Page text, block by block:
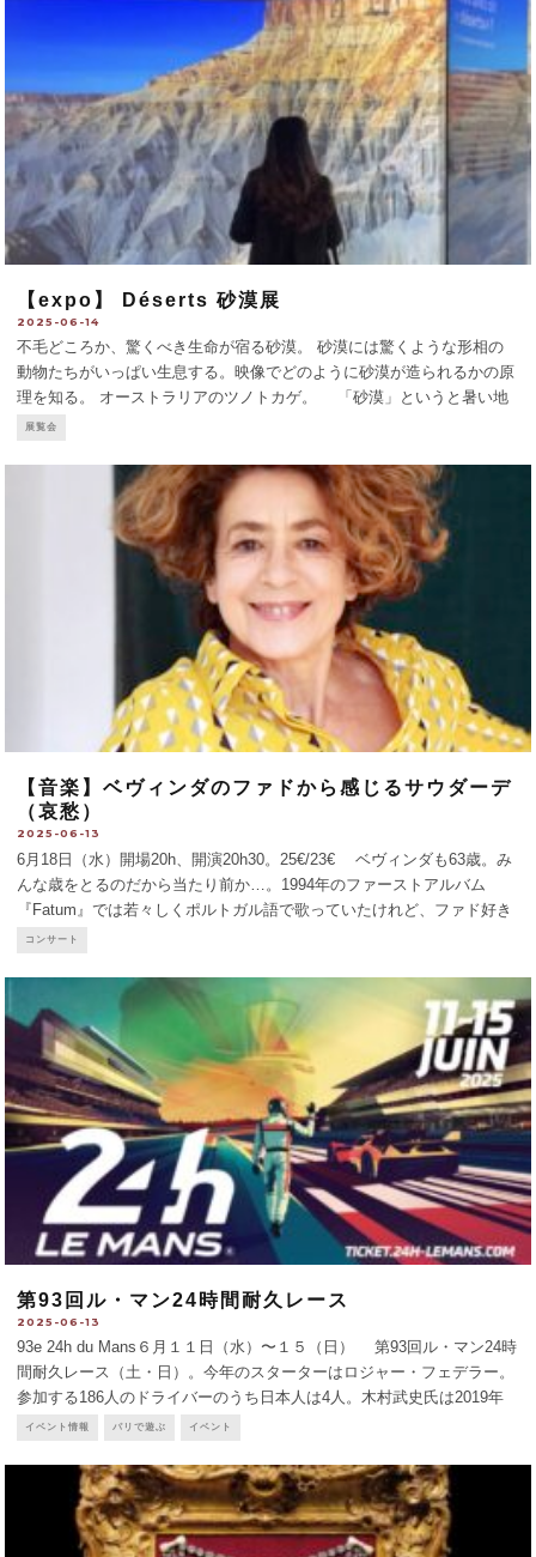
【expo】 Déserts 砂漠展
2025-06-14
不毛どころか、驚くべき生命が宿る砂漠。 砂漠には驚くような形相の
動物たちがいっぱい生息する。映像でどのように砂漠が造られるかの原
理を知る。 オーストラリアのツノトカゲ。 「砂漠」というと暑い地
方と思いがちだが、さまざまだ。北極南極とその周辺の「寒い砂漠」、
展覧会
【音楽】ベヴィンダのファドから感じるサウダーデ
（哀愁）
2025-06-13
6月18日（水）開場20h、開演20h30。25€/23€ ベヴィンダも63歳。み
んな歳をとるのだから当たり前か…。1994年のファーストアルバム
『Fatum』では若々しくポルトガル語で歌っていたけれど、ファド好き
のぼくには少々ポップすぎて、ベヴィンダはあまり聴かなくなった。
コンサート
第93回ル・マン24時間耐久レース
2025-06-13
93e 24h du Mans６月１１日（水）〜１５（日） 第93回ル・マン24時
間耐久レース（土・日）。今年のスターターはロジャー・フェデラー。
参加する186人のドライバーのうち日本人は4人。木村武史氏は2019年
から7年連の出場でフェラーリを運転。レース当日のチケットは完売だ
イベント情報 パリで遊ぶ イベント